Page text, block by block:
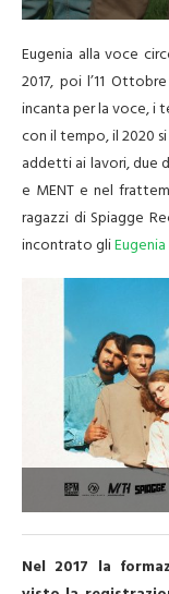
Eugenia alla voce
2017, poi l’11
incanta per la voce, i
con il tempo, il 2020
addetti ai lavori, due
e MENT e nel
ragazzi di Spiagge
incontrato gli
Nel 2017 la